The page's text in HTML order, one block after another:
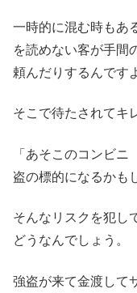
一時的に混む時も
を読めない客が手間
頼んだりするんです
そこで待たされてキ
「あそこのコンビ
盗の標的になるかも
そんなリスクを犯
どうなんでしょう。
強盗が来て金渡し